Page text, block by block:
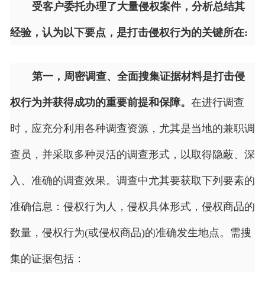
受客户委托办理了大量侵权案件，分析总结其
经验，认为以下要点，是打击侵权行为的关键所在:
第一， 周密调查、全面搜集证据材料是打击侵
权行为并获得成功的重要前提和保障。 在进行调查
时，应充分利用各种调查资源，尤其是当地的兼职调
查员，并采取多种灵活的调查形式，以取得隐蔽、深
入、准确的调查效果。调查中尤其要获取下列要素的
准确信息：侵权行为人，侵权具体形式，侵权商品的
数量，侵权行为(或侵权商品)的准确发生地点。需搜
集的证据包括：